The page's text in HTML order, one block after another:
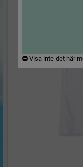
Visa inte det här